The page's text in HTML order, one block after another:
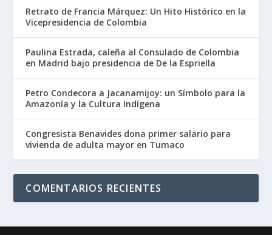
Retrato de Francia Márquez: Un Hito Histórico en la
Vicepresidencia de Colombia
Paulina Estrada, caleña al Consulado de Colombia
en Madrid bajo presidencia de De la Espriella
Petro Condecora a Jacanamijoy: un Símbolo para la
Amazonía y la Cultura Indígena
Congresista Benavides dona primer salario para
vivienda de adulta mayor en Tumaco
COMENTARIOS RECIENTES